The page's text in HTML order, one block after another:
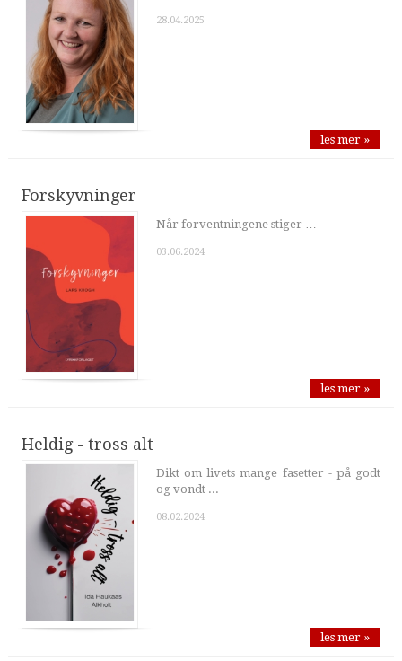
28.04.2025
les mer »
Forskyvninger
Når forventningene stiger …
03.06.2024
les mer »
Heldig - tross alt
Dikt om livets mange fasetter - på godt
og vondt ...
08.02.2024
les mer »